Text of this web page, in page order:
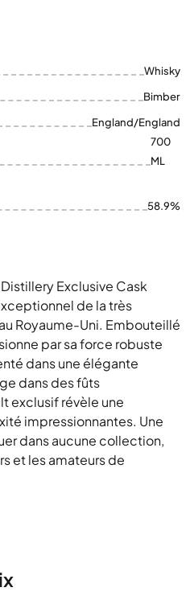
Whisky
Bimber
England/England
700
ML
58.9%
Exclusive Cask
de la très
Royaume-Uni. Embouteillé
par sa force robuste
dans une élégante
dans des fûts
exclusif révèle une
impressionnantes. Une
dans aucune collection,
et les amateurs de